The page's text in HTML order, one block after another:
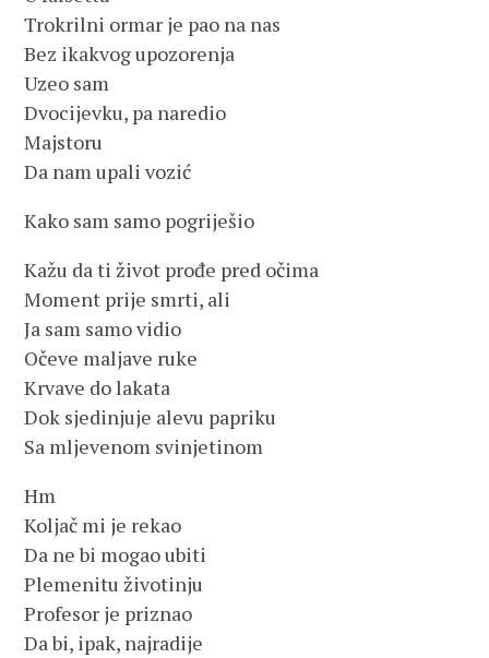
Trokrilni ormar je pao na nas
Bez ikakvog upozorenja
Uzeo sam
Dvocijevku, pa naredio
Majstoru
Da nam upali vozić
Kako sam samo pogriješio
Kažu da ti život prođe pred očima
Moment prije smrti, ali
Ja sam samo vidio
Očeve maljave ruke
Krvave do lakata
Dok sjedinjuje alevu papriku
Sa mljevenom svinjetinom
Hm
Koljač mi je rekao
Da ne bi mogao ubiti
Plemenitu životinju
Profesor je priznao
Da bi, ipak, najradije